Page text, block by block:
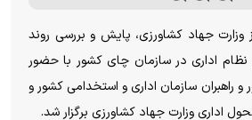
وزارت جهاد کشاورزی، پایش و بررسی روند
نظام اداری در سازمان چای کشور با حضور
راهبران سازمان اداری و استخدامی کشور و
اداری وزارت جهاد کشاورزی برگزار شد.